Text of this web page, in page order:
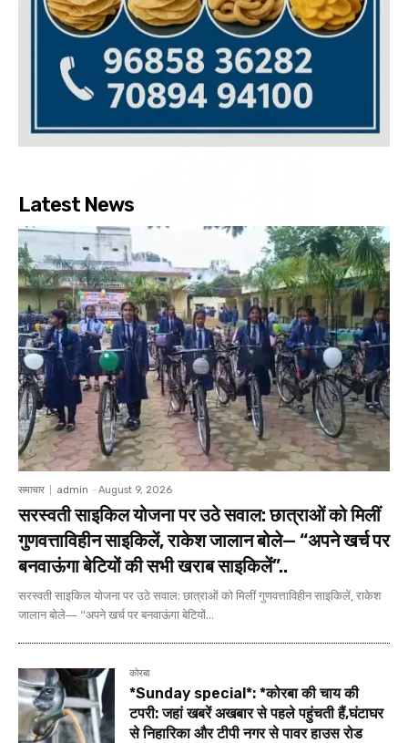
Latest News
समाचार admin - August 9, 2026
सरस्वती साइकिल योजना पर उठे सवाल: छात्राओं को मिलीं
गुणवत्ताविहीन साइकिलें, राकेश जालान बोले— “अपने खर्च पर
बनवाऊंगा बेटियों की सभी खराब साइकिलें”..
सरस्वती साइकिल योजना पर उठे सवाल: छात्राओं को मिलीं गुणवत्ताविहीन साइकिलें, राकेश
जालान बोले— "अपने खर्च पर बनवाऊंगा बेटियों...
कोरबा
*Sunday special*: *कोरबा की चाय की
टपरी: जहां खबरें अखबार से पहले पहुंचती हैं,घंटाघर
से निहारिका और टीपी नगर से पावर हाउस रोड